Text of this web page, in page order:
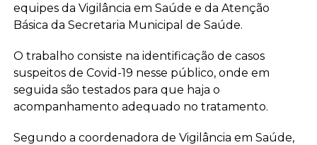
equipes da Vigilância em Saúde e da Atenção
Básica da Secretaria Municipal de Saúde.
O trabalho consiste na identificação de casos
suspeitos de Covid-19 nesse público, onde em
seguida são testados para que haja o
acompanhamento adequado no tratamento.
Segundo a coordenadora de Vigilância em Saúde,